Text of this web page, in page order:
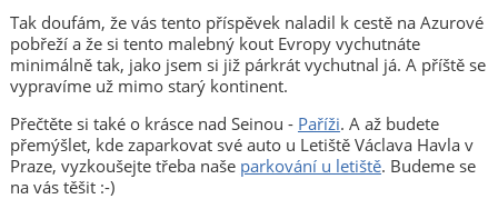
Tak doufám, že vás tento příspěvek naladil k cestě na Azurové
pobřeží a že si tento malebný kout Evropy vychutnáte
minimálně tak, jako jsem si již párkrát vychutnal já. A příště se
vypravíme už mimo starý kontinent.
Přečtěte si také o krásce nad Seinou - Paříži. A až budete
přemýšlet, kde zaparkovat své auto u Letiště Václava Havla v
Praze, vyzkoušejte třeba naše parkování u letiště. Budeme se
na vás těšit :-)